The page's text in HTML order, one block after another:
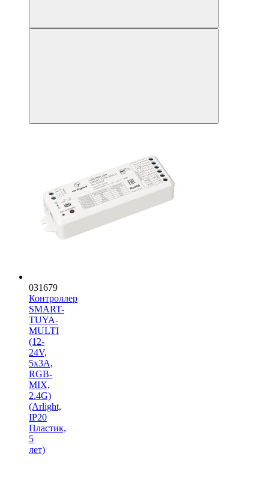
031679
Контроллер
SMART-
TUYA-
MULTI
(12-
24V,
5x3A,
RGB-
MIX,
2.4G)
(Arlight,
IP20
Пластик,
5
лет)